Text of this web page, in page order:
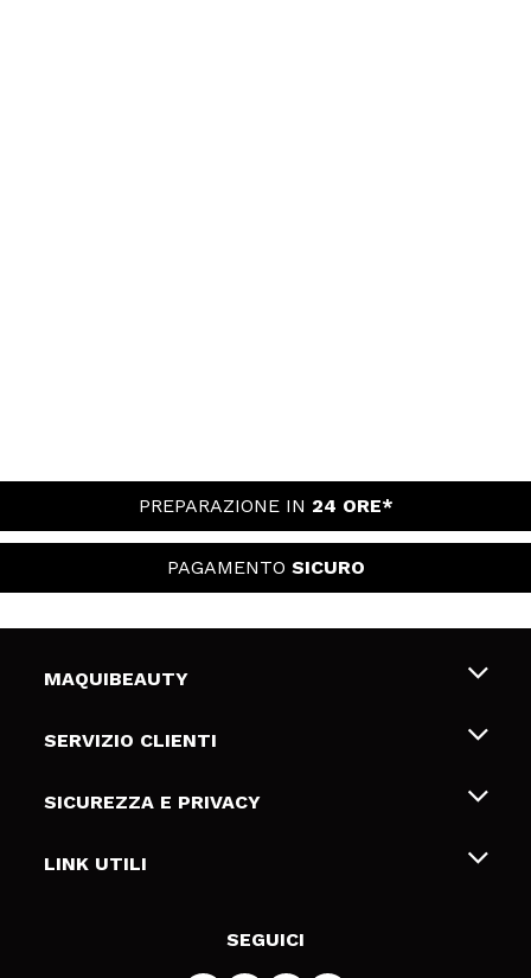
PREPARAZIONE IN 24 ORE*
PAGAMENTO SICURO
MAQUIBEAUTY
Chi siamo
Gift Cards
SERVIZIO CLIENTI
Spedizioni & Resi
Metodi di pagamamento
SICUREZZA E PRIVACY
Termini e condizioni
LINK UTILI
SEGUICI